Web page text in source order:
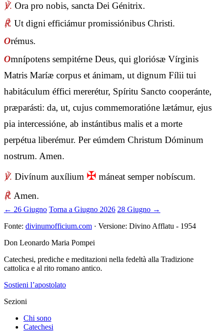
℣. Ora pro nobis, sancta Dei Génitrix.
℟. Ut digni efficiámur promissiónibus Christi.
Orémus.
Omnípotens sempitérne Deus, qui gloriósæ Vírginis
Matris Maríæ corpus et ánimam, ut dignum Fílii tui
habitáculum éffici mererétur, Spíritu Sancto cooperánte,
præparásti: da, ut, cujus commemoratióne lætámur, ejus
pia intercessióne, ab instántibus malis et a morte
perpétua liberémur. Per eúmdem Christum Dóminum
nostrum. Amen.
℣. Divínum auxílium ✠ máneat semper nobíscum.
℟. Amen.
← 26 Giugno Torna a Giugno 2026 28 Giugno →
Fonte: divinumofficium.com · Versione: Divino Afflatu - 1954
Don Leonardo Maria Pompei
Catechesi, prediche e meditazioni nella fedeltà alla Tradizione
cattolica e al rito romano antico.
Sostieni l’apostolato
Sezioni
Chi sono
Catechesi